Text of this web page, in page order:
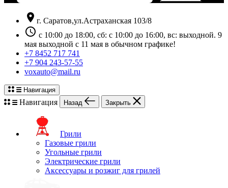
location_on г. Саратов,ул.Астраханская 103/8
schedule с 10:00 до 18:00, сб: с 10:00 до 16:00, вс: выходной. 9
мая выходной с 11 мая в обычном графике!
+7 8452 717 741
+7 904 243-57-55
voxauto@mail.ru
Навигация
Навигация Назад Закрыть
Грили
Газовые грили
Угольные грили
Электрические грили
Аксессуары и розжиг для грилей